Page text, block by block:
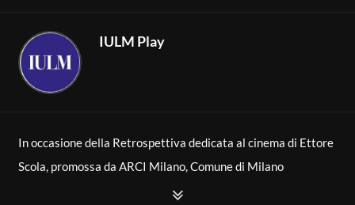
IULM Play
In occasione della Retrospettiva dedicata al cinema di Ettore
Scola, promossa da ARCI Milano, Comune di Milano
(Assessorato Cultura, Expo, Moda, Design) e UCCA (Unione